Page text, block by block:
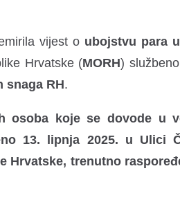
vijest o ubojstvu para
Hrvatske (MORH)
snaga RH.
osoba koje se dovode u
13. lipnja 2025. u Ulici
Hrvatske, trenutno